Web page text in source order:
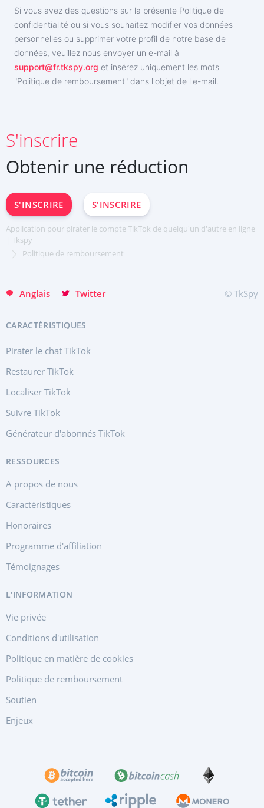
Si vous avez des questions sur la présente Politique de
confidentialité ou si vous souhaitez modifier vos données
personnelles ou supprimer votre profil de notre base de
données, veuillez nous envoyer un e-mail à
support@fr.tkspy.org et insérez uniquement les mots
"Politique de remboursement" dans l'objet de l'e-mail.
S'inscrire
Obtenir une réduction
S'INSCRIRE S'INSCRIRE
Application pour pirater le compte TikTok de quelqu'un d'autre en ligne
| Tkspy
Politique de remboursement
Anglais
Deutsch
Español
English
日本
Хинди हिन्दी
Italiano
Twitter © TkSpy
CARACTÉRISTIQUES
Pirater le chat TikTok
Restaurer TikTok
Localiser TikTok
Suivre TikTok
Générateur d'abonnés TikTok
RESSOURCES
A propos de nous
Caractéristiques
Honoraires
Programme d'affiliation
Témoignages
L'INFORMATION
Vie privée
Conditions d'utilisation
Politique en matière de cookies
Politique de remboursement
Soutien
Enjeux